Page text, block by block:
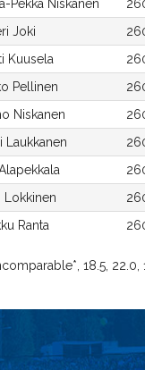
Pekka Niskanen
Joki
Kuusela
Pellinen
Niskanen
Laukkanen
Lokkinen
Ranta
18.5,